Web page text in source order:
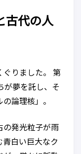
古代の人
ぐりました。 第
が夢を託し、そ
論理核」。
の発光粒子が雨
青白い巨大なク